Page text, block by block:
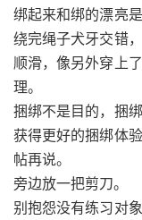
绑起来和绑的漂亮
绕完绳子犬牙交错
顺滑，像另外穿上
理。
捆绑不是目的，捆
获得更好的捆绑体
帖再说。
旁边放一把剪刀。
别抱怨没有练习对